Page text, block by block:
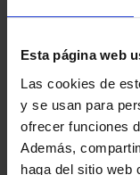
Esta página web
Las cookies de
y se usan para
ofrecer funciones
Además,
haga del sitio web
ES EU
últimas noticias y
Email
He leído y acepto la